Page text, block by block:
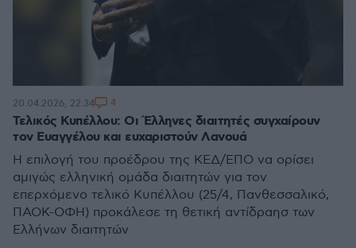
Τελικός Κυπέλλου: Οι Έλληνες διαιτητές συγχαίρουν
τον Ευαγγέλου και ευχαριστούν Λανουά
Η επιλογή του προέδρου της ΚΕΔ/ΕΠΟ να ορίσει
αμιγώς ελληνική ομάδα διαιτητών για τον
επερχόμενο τελικό Κυπέλλου (25/4, Πανθεσσαλικό,
ΠΑΟΚ-ΟΦΗ) προκάλεσε τη θετική αντίδραησ των
Ελλήνων διαιτητών
20.04.2026, 22:34 4